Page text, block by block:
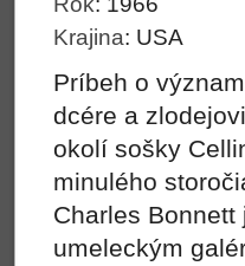
Krajina: USA
Príbeh o
dcére a
okolí sošky
minulého
Charles
umeleckým